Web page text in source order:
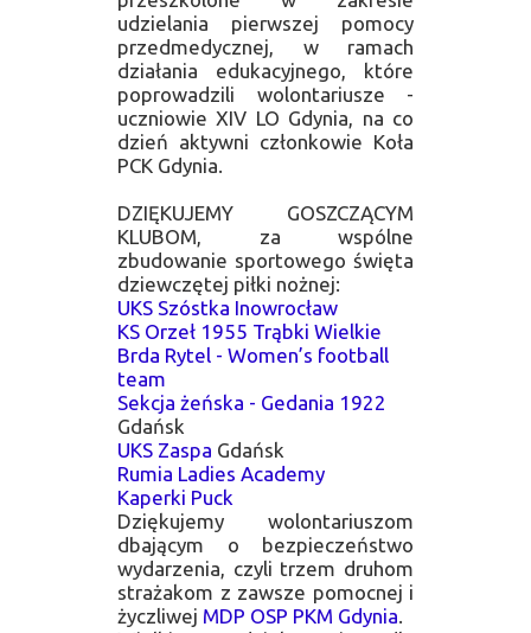
udzielania pierwszej pomocy
przedmedycznej, w ramach
działania edukacyjnego, które
poprowadzili wolontariusze -
uczniowie XIV LO Gdynia, na co
dzień aktywni członkowie Koła
PCK Gdynia.
DZIĘKUJEMY GOSZCZĄCYM
KLUBOM, za wspólne
zbudowanie sportowego święta
dziewczętej piłki nożnej:
UKS Szóstka Inowrocław
KS Orzeł 1955 Trąbki Wielkie
Brda Rytel - Women’s football
team
Sekcja żeńska - Gedania 1922
Gdańsk
UKS Zaspa Gdańsk
Rumia Ladies Academy
Kaperki Puck
Dziękujemy wolontariuszom
dbającym o bezpieczeństwo
wydarzenia, czyli trzem druhom
strażakom z zawsze pomocnej i
życzliwej MDP OSP PKM Gdynia.